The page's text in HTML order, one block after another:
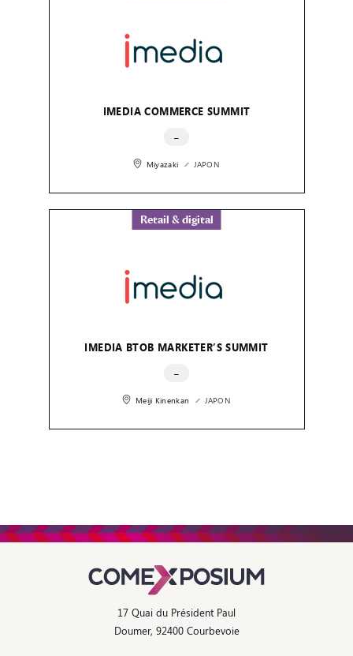
IMEDIA COMMERCE SUMMIT
–
Miyazaki JAPON
Retail & digital
IMEDIA BTOB MARKETER’S SUMMIT
–
Meiji Kinenkan JAPON
17 Quai du Président Paul
Doumer, 92400 Courbevoie